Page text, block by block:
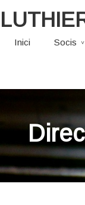
Inici Socis